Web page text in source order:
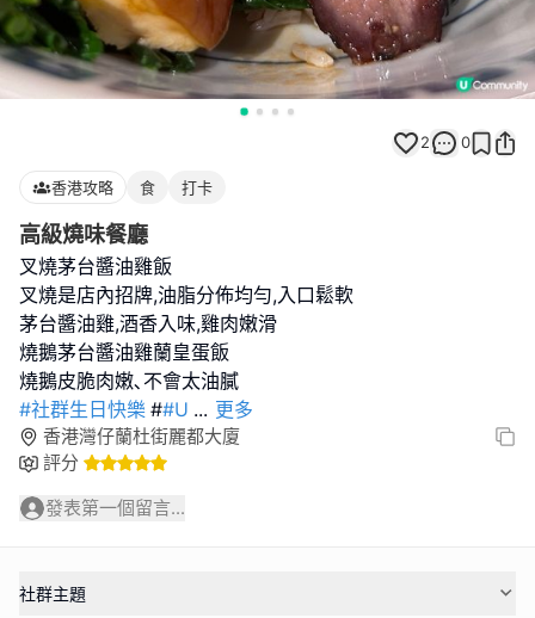
2 0
香港攻略 食 打卡
高級燒味餐廳
叉燒茅台醬油雞飯
叉燒是店內招牌,油脂分佈均勻,入口鬆軟
茅台醬油雞,酒香入味,雞肉嫩滑
燒鵝茅台醬油雞蘭皇蛋飯
#社群生日快樂 ##U ... 更多
香港灣仔蘭杜街麗都大廈
評分
發表第一個留言...
社群主題